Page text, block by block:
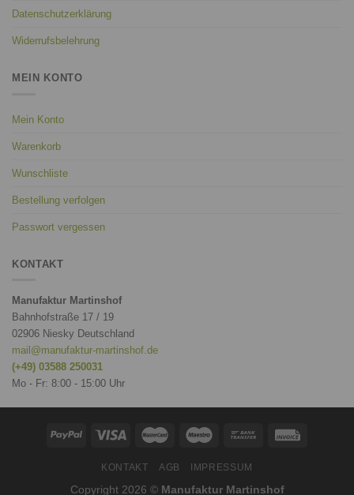
Datenschutzerklärung
Widerrufsbelehrung
MEIN KONTO
Mein Konto
Warenkorb
Wunschliste
Bestellung verfolgen
Passwort vergessen
KONTAKT
Manufaktur Martinshof
Bahnhofstraße 17 / 19
02906 Niesky Deutschland
mail@manufaktur-martinshof.de
(+49) 03588 250031
Mo - Fr: 8:00 - 15:00 Uhr
KONTAKT AGB IMPRESSUM
Copyright 2026 © Manufaktur Martinshof